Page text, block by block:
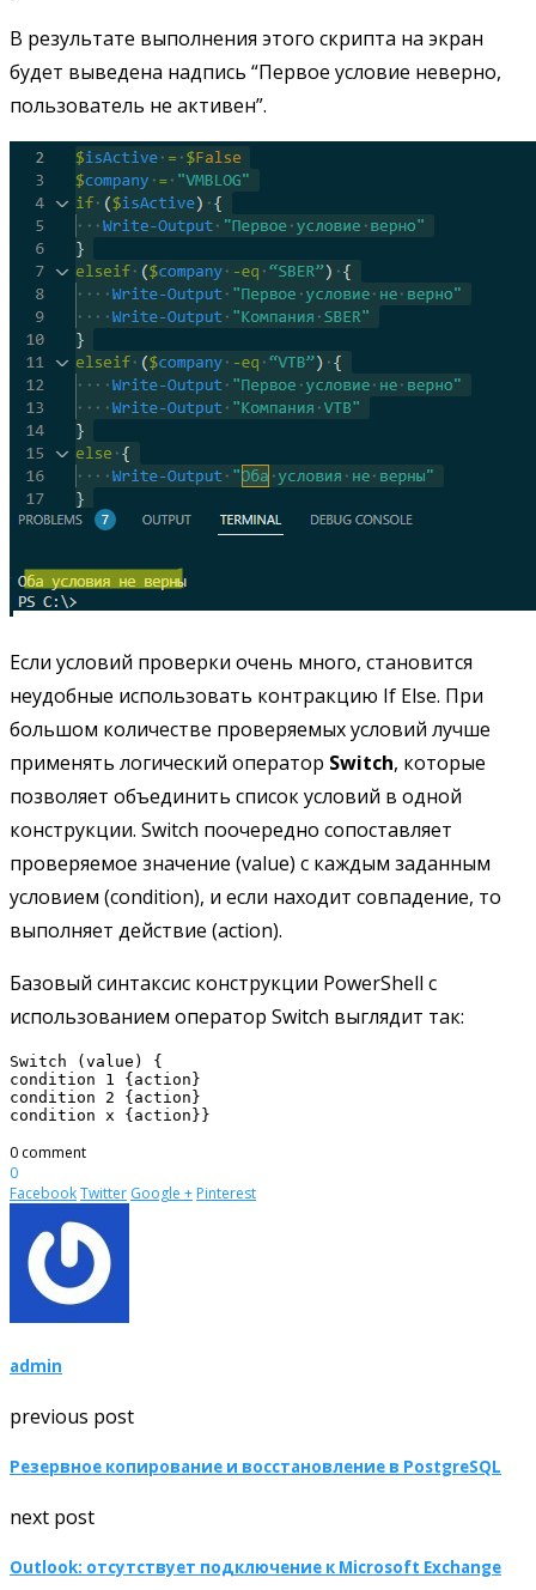
В результате выполнения этого скрипта на экран
будет выведена надпись “Первое условие неверно,
пользователь не активен”.
Если условий проверки очень много, становится
неудобные использовать контракцию If Else. При
большом количестве проверяемых условий лучше
применять логический оператор Switch, которые
позволяет объединить список условий в одной
конструкции. Switch поочередно сопоставляет
проверяемое значение (value) с каждым заданным
условием (condition), и если находит совпадение, то
выполняет действие (action).
Базовый синтаксис конструкции PowerShell с
использованием оператор Switch выглядит так:
Switch (value) {
condition 1 {action}
condition 2 {action}
0 comment
0
FacebookTwitter Google + Pinterest
admin
previous post
Резервное копирование и восстановление в PostgreSQL
next post
Outlook: отсутствует подключение к Microsoft Exchange